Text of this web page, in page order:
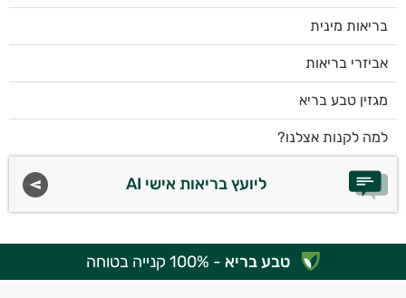
בריאות מינית
אביזרי בריאות
מגזין טבע בריא
למה לקנות אצלנו?
ליועץ בריאות אישי AI
טבע בריא - 100% קנייה בטוחה